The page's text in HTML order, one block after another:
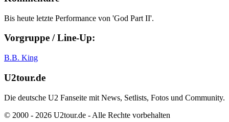
Bis heute letzte Performance von 'God Part II'.
Vorgruppe / Line-Up:
B.B. King
U2tour.de
Die deutsche U2 Fanseite mit News, Setlists, Fotos und Community.
© 2000 - 2026 U2tour.de - Alle Rechte vorbehalten